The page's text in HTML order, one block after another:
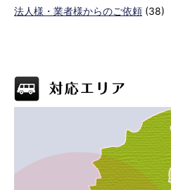
法人様・業者様からのご依頼 (38)